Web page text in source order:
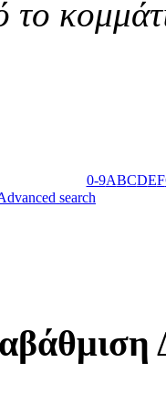
0-9ABCDEF
search